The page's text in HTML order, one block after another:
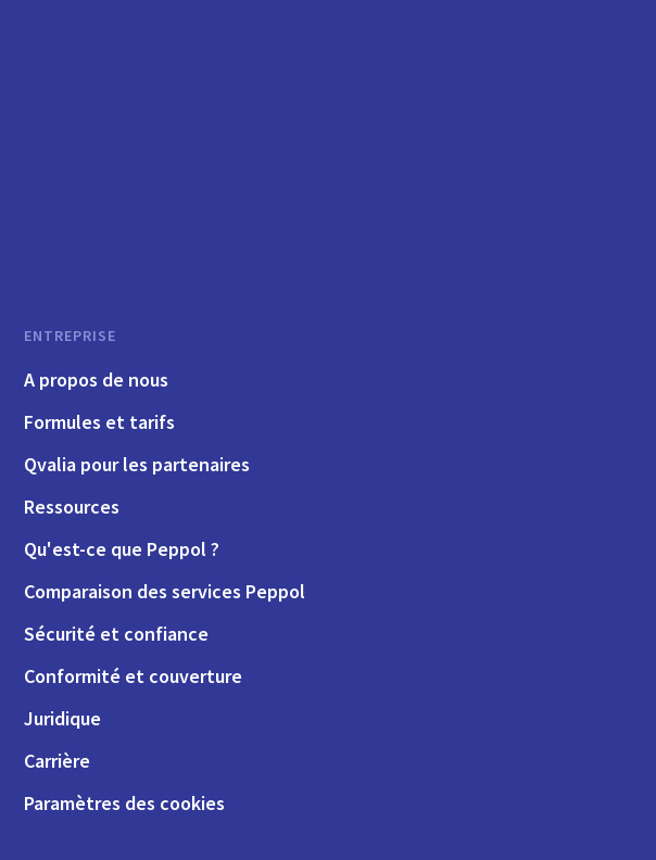
ENTREPRISE
A propos de nous
Formules et tarifs
Qvalia pour les partenaires
Ressources
Qu'est-ce que Peppol ?
Comparaison des services Peppol
Sécurité et confiance
Conformité et couverture
Juridique
Carrière
Paramètres des cookies